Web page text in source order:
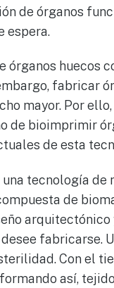
de órganos
espera.
órganos huecos
fabricar
mayor. Por
de bioimprimir
de esta
una tecnología
de
fabricarse.
Con el
así,